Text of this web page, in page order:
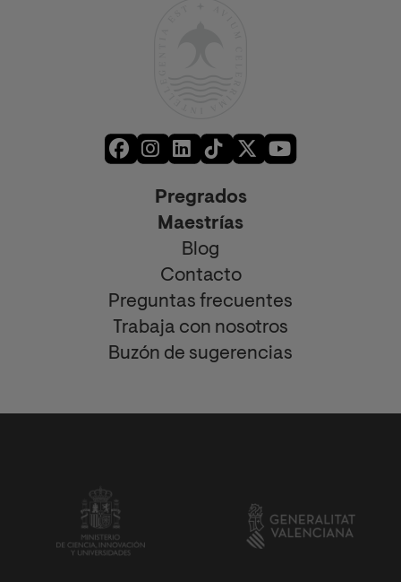
Pregrados
Maestrías
Blog
Contacto
Preguntas frecuentes
Trabaja con nosotros
Buzón de sugerencias